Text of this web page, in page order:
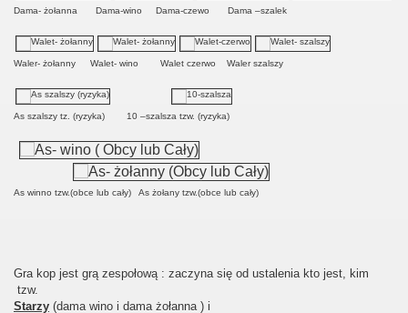
Dama- żołanna Dama-wino Dama-czewo Dama –szalek
Waler- żołanny Walet- wino Walet czerwo Waler szalszy
As szalszy tz. (ryzyka) 10 –szalsza tzw. (ryzyka)
As winno tzw.(obce lub cały) As żołany tzw.(obce lub cały)
Gra kop jest grą zespołową : zaczyna się od ustalenia kto jest, kim
tzw.
Starzy (dama wino i dama żołanna ) i